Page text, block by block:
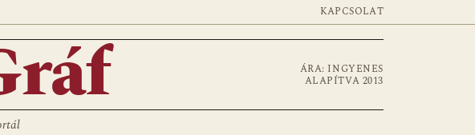
KAPCSOLAT
ÁRA: INGYENES
ALAPÍTVA 2013